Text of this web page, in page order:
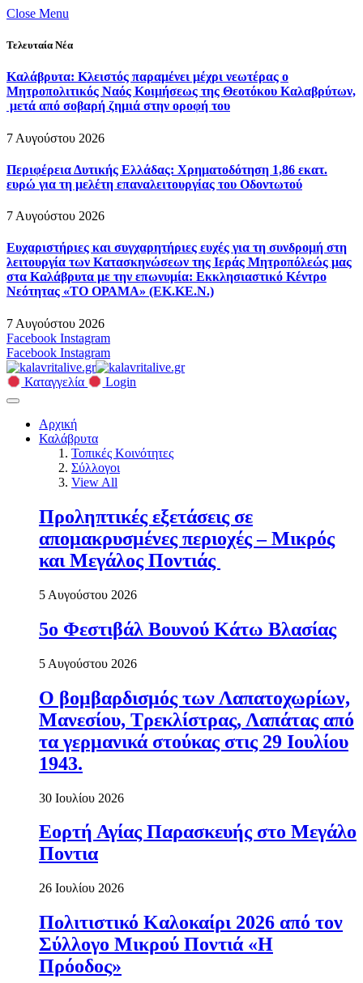
Close Menu
Τελευταία Νέα
Καλάβρυτα: Κλειστός παραμένει μέχρι νεωτέρας ο
Μητροπολιτικός Ναός Κοιμήσεως της Θεοτόκου Καλαβρύτων,
μετά από σοβαρή ζημιά στην οροφή του
7 Αυγούστου 2026
Περιφέρεια Δυτικής Ελλάδας: Χρηματοδότηση 1,86 εκατ.
ευρώ για τη μελέτη επαναλειτουργίας του Οδοντωτού
7 Αυγούστου 2026
Ευχαριστήριες και συγχαρητήριες ευχές για τη συνδρομή στη
λειτουργία των Κατασκηνώσεων της Ιεράς Μητροπόλεώς μας
στα Καλάβρυτα με την επωνυμία: Εκκλησιαστικό Κέντρο
Νεότητας «ΤΟ ΟΡΑΜΑ» (ΕΚ.ΚΕ.Ν.)
7 Αυγούστου 2026
Facebook Instagram
Facebook Instagram
Καταγγελία Login
Αρχική
Καλάβρυτα
Τοπικές Κοινότητες
Σύλλογοι
View All
Προληπτικές εξετάσεις σε
απομακρυσμένες περιοχές – Μικρός
και Μεγάλος Ποντιάς
5 Αυγούστου 2026
5ο Φεστιβάλ Βουνού Κάτω Βλασίας
5 Αυγούστου 2026
Ο βομβαρδισμός των Λαπατοχωρίων,
Μανεσίου, Τρεκλίστρας, Λαπάτας από
τα γερμανικά στούκας στις 29 Ιουλίου
1943.
30 Ιουλίου 2026
Εορτή Αγίας Παρασκευής στο Μεγάλο
Ποντια
26 Ιουλίου 2026
Πολιτιστικό Καλοκαίρι 2026 από τον
Σύλλογο Μικρού Ποντιά «Η
Πρόοδος»